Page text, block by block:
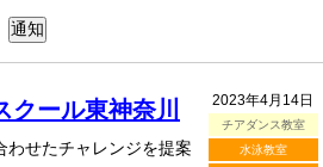
2023年4月14日
チアダンス教室
水泳教室
ール東神奈川
わせたチャレンジを提案